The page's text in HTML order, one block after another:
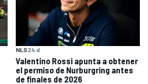
NLS24 d
Valentino Rossi apunta a obtener
el permiso de Nurburgring antes
de finales de 2026